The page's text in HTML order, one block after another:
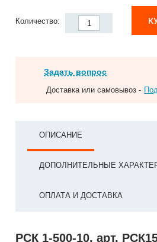
Количество:
Задать вопрос
Доставка или самовывоз -
ОПИСАНИЕ
ДОПОЛНИТЕЛЬНЫЕ
ОПЛАТА И ДОСТАВКА
РСК 1-500-10, арт.